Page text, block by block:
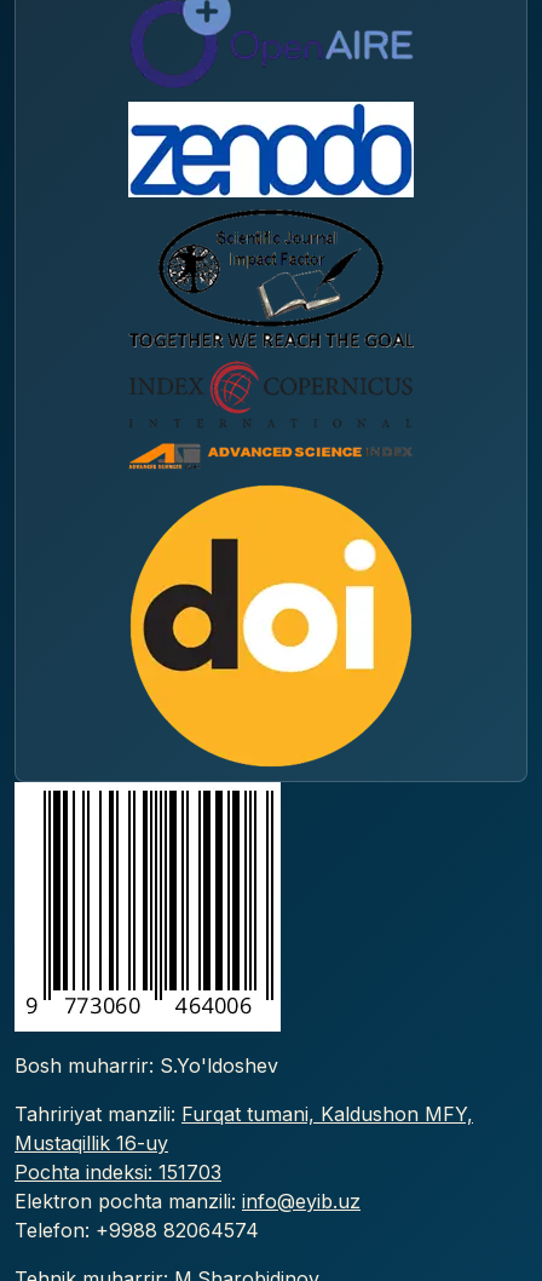
Bosh muharrir: S.Yo'ldoshev
Tahririyat manzili: Furqat tumani, Kaldushon MFY,
Mustaqillik 16-uy
Pochta indeksi: 151703
Elektron pochta manzili: info@eyib.uz
Telefon: +9988 82064574